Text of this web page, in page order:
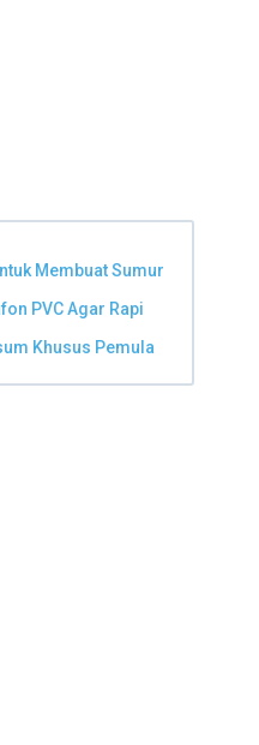
Membuat Sumur
PVC Agar Rapi
Khusus Pemula